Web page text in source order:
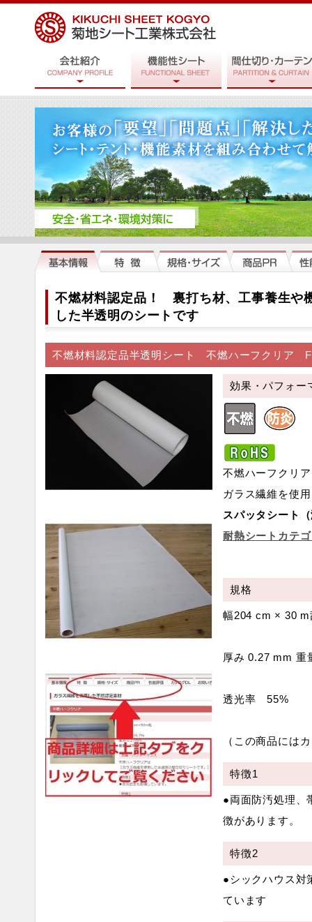
不燃材料認定品！ 裏打ち材、工事養生や
した半透明のシートです
不燃材料認定品半透明シート 不燃ハーフクリア
効果・パフォー
不燃ハーフクリ
ガラス繊維を使
スパッタシート
耐熱シートカテ
規格
幅204 cm × 30 m
厚み 0.27 mm
透光率 55%
（この商品には
特徴1
●両面防汚処理、
徴があります。
特徴2
●シックハウス対
ています